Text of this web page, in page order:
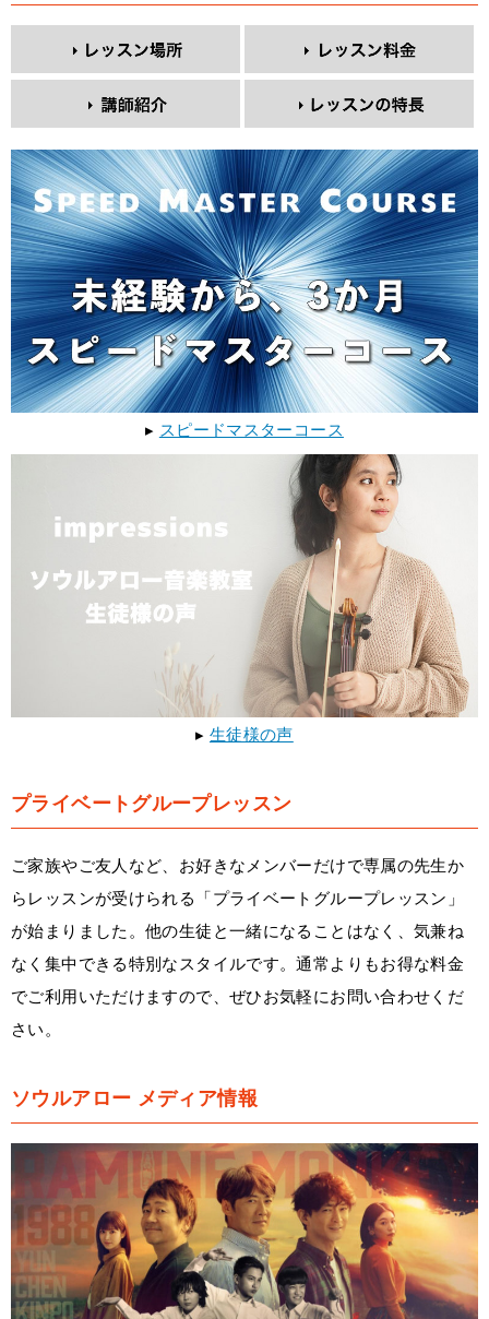
▸ スピードマスターコース
▸ 生徒様の声
プライベートグループレッスン
ご家族やご友人など、お好きなメンバーだけで専属の先生か
らレッスンが受けられる「プライベートグループレッスン」
が始まりました。他の生徒と一緒になることはなく、気兼ね
なく集中できる特別なスタイルです。通常よりもお得な料金
でご利用いただけますので、ぜひお気軽にお問い合わせくだ
さい。
ソウルアロー メディア情報